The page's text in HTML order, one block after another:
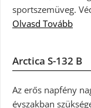
sportszemüveg.
Olvasd Tovább
Arctica S-132 B
Az erős napfény
évszakban